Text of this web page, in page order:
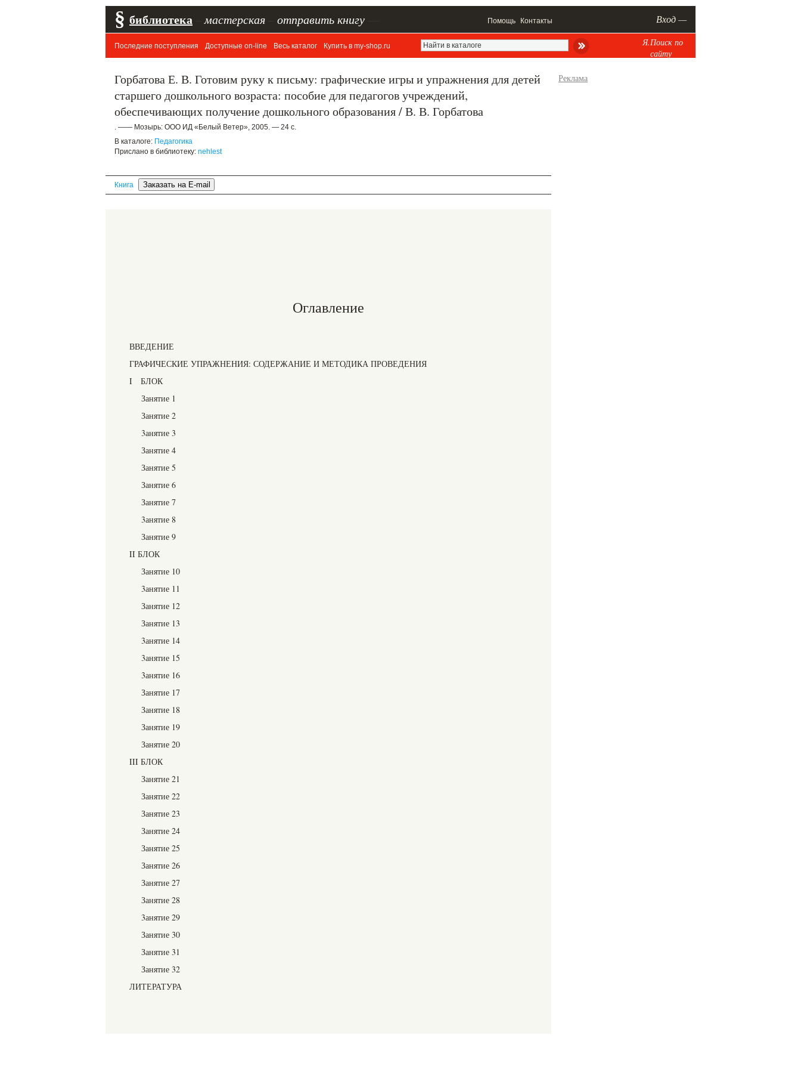
§ библиотека мастерская отправить книгу Помощь Контакты Вход —
Последние поступления Доступные on-line Весь каталог Купить в my-shop.ru
Я.Поиск по
сайту
Горбатова Е. В. Готовим руку к письму: графические игры и упражнения для детей
старшего дошкольного возраста: пособие для педагогов учреждений,
обеспечивающих получение дошкольного образования / В. В. Горбатова
. —— Мозырь: ООО ИД «Белый Ветер», 2005. — 24 с.
В каталоге: Педагогика
Прислано в библиотеку: nehlest
Книга
Оглавление
ВВЕДЕНИЕ
ГРАФИЧЕСКИЕ УПРАЖНЕНИЯ: СОДЕРЖАНИЕ И МЕТОДИКА ПРОВЕДЕНИЯ
I БЛОК
Занятие 1
Занятие 2
3анятие 3
Занятие 4
Занятие 5
Занятие 6
Занятие 7
3анятие 8
Занятие 9
II БЛОК
Занятие 10
3анятие 11
Занятие 12
Занятие 13
3анятие 14
3анятие 15
3анятие 16
Занятие 17
Занятие 18
Занятие 19
Занятие 20
III БЛОК
Занятие 21
Занятие 22
Занятие 23
Занятие 24
Занятие 25
Занятие 26
Занятие 27
Занятие 28
3анятие 29
Занятие 30
Занятие 31
Занятие 32
ЛИТЕРАТУРА
Реклама